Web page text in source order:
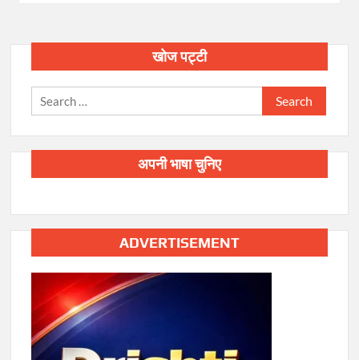
खोज पट्टी
Search
for:
अपनी भाषा चुनिए
ADVERTISEMENT